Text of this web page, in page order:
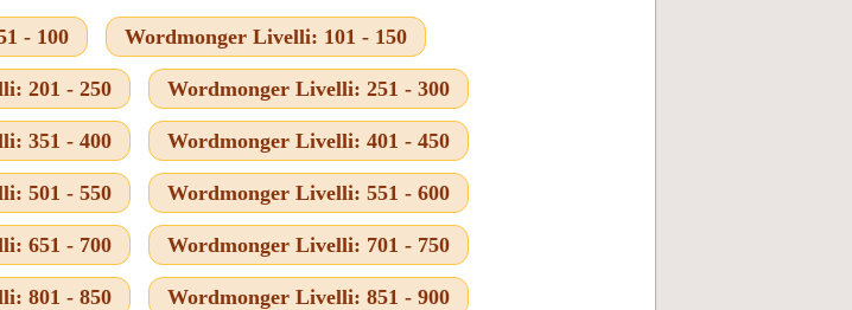
- 100 Wordmonger Livelli: 101 - 150
201 - 250 Wordmonger Livelli: 251 - 300
351 - 400 Wordmonger Livelli: 401 - 450
501 - 550 Wordmonger Livelli: 551 - 600
651 - 700 Wordmonger Livelli: 701 - 750
801 - 850 Wordmonger Livelli: 851 - 900